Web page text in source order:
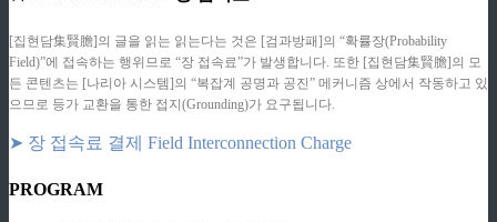
[집현담集賢膽]의 글을 읽는 읽는다는 것은 [검과방패]의 “확률장(Probability
Field)”에 접속하는 행위므로 “장 접속료”가 발생합니다. 또한 [집현담集賢膽]의 모
든 콘텐츠는 [나리아 시스템]의 “복잡계 공명과 공진” 메커니즘 상에서 작동하고 있
으므로 등가 교환을 통한 접지(Grounding)가 요구됩니다.
➤ 장 접속료 결제 Field Interconnection Charge
PROGRAM